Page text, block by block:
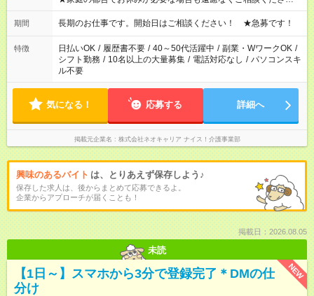
※シフトはご希望に合わせて調整可能です。 その他、 ＊週4日・
1日7時間 ＊日勤のみ ＊土日休み ＊午前だけ・午後だけ ＊平日
仕事をご紹介できます！ 登録の際に、あなたのご希望をお聞か
せください。
期間 長期のお仕事です。開始日はご相談ください！ ★急募です！
特徴 日払いOK / 履歴書不要 / 40～50代活躍中 / 副業・WワークOK /
シフト勤務 / 10名以上の大量募集 / 電話対応なし / パソコンスキ
ル不要
気になる！ 応募する 詳細へ
掲載元企業名 株式会社ネオキャリア ナイス！介護事業部
興味のあるバイト は、とりあえず保存しよう♪
保存した求人は、後からまとめて応募できるよ。
企業からアプローチが届くことも！
掲載日：2026.08.05
未読
NEW
【1日～】スマホから3分で登録完了＊DMの仕
分け